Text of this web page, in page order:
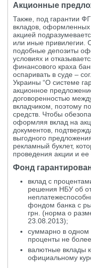
Акционные
Также, под гарантии
вкладов,
акцией
или иные привилегии.
подобные депозиты
условиях и
финансового краха
оспаривать в суде –
Украины “О системе
акционное
договоренностью
вкладчиком, поэтому
средств. Чтобы
оформляя вклад на
документов,
выгодного
рекламный буклет,
проведения акции и ее
Фонд
вклад с
решения НБУ об
фондом банка с
грн. (норма о
23.08.2013);
суммарно в одном
проценты не
валютные вклады
официальному